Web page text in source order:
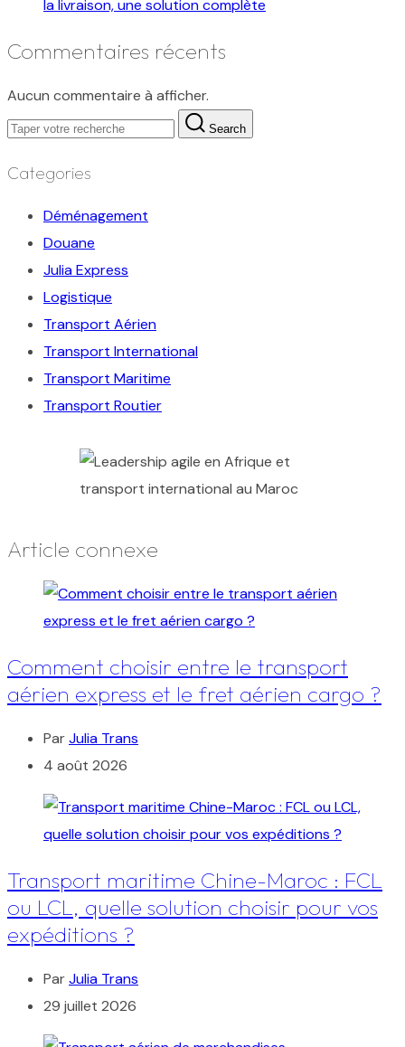
la livraison, une solution complète
Commentaires récents
Aucun commentaire à afficher.
Search
Categories
Déménagement
Douane
Julia Express
Logistique
Transport Aérien
Transport International
Transport Maritime
Transport Routier
Article connexe
Comment choisir entre le transport
aérien express et le fret aérien cargo ?
ParJulia Trans
4 août 2026
Transport maritime Chine-Maroc : FCL
ou LCL, quelle solution choisir pour vos
expéditions ?
ParJulia Trans
29 juillet 2026